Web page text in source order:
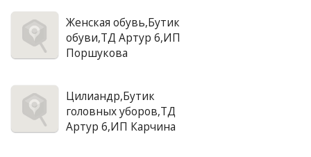
Женская обувь,Бутик
обуви,ТД Артур 6,ИП
Поршукова
Цилиандр,Бутик
головных уборов,ТД
Артур 6,ИП Карчина